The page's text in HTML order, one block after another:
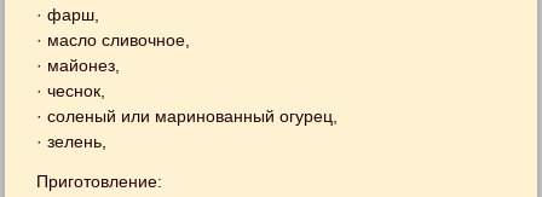
· фарш,
· масло сливочное,
· майонез,
· чеснок,
· соленый или маринованный огурец,
· зелень,
Приготовление: